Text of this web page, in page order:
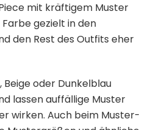
mit kräftigem Muster
gezielt in den
den Rest des Outfits eher
Beige oder Dunkelblau
lassen auffällige Muster
wirken. Auch beim Muster-